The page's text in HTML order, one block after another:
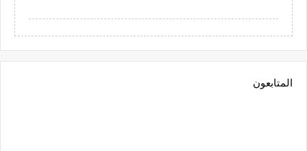
المتابعون